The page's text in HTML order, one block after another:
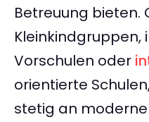
Betreuung bieten.
Kleinkindgruppen,
Vorschulen oder
orientierte
stetig an